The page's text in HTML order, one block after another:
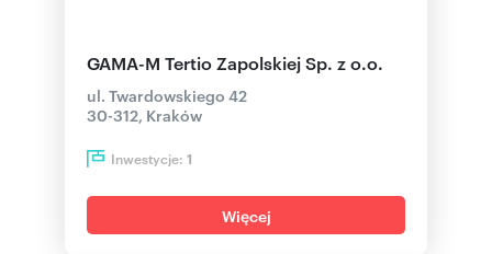
GAMA-M Tertio Zapolskiej Sp. z o.o.
ul. Twardowskiego 42
30-312, Kraków
Inwestycje: 1
Więcej